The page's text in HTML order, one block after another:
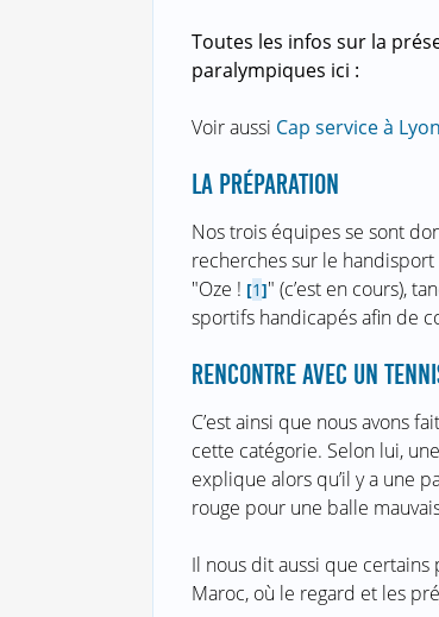
Toutes les infos sur la
paralympiques ici :
Voir aussi Cap service à
LA PRÉPARATION
Nos trois équipes se sont
recherches sur le
"Oze ! [1]" (c’est en cours),
sportifs handicapés afin de
RENCONTRE AVEC UN
C’est ainsi que nous avons
cette catégorie. Selon lui,
explique alors qu’il y a une
rouge pour une balle
Il nous dit aussi que
Maroc, où le regard et les